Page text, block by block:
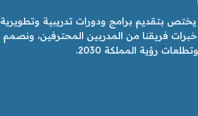
بتقديم برامج ودورات تدريبية وتطويرية
فريقنا من المدربين المحترفين، ونصمم
رؤية المملكة 2030.